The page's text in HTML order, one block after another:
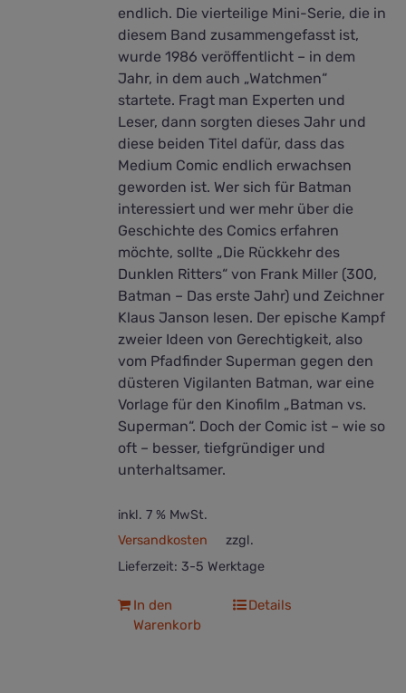
endlich. Die vierteilige Mini-Serie, die in
diesem Band zusammengefasst ist,
wurde 1986 veröffentlicht – in dem
Jahr, in dem auch „Watchmen“
startete. Fragt man Experten und
Leser, dann sorgten dieses Jahr und
diese beiden Titel dafür, dass das
Medium Comic endlich erwachsen
geworden ist. Wer sich für Batman
interessiert und wer mehr über die
Geschichte des Comics erfahren
möchte, sollte „Die Rückkehr des
Dunklen Ritters“ von Frank Miller (300,
Batman – Das erste Jahr) und Zeichner
Klaus Janson lesen. Der epische Kampf
zweier Ideen von Gerechtigkeit, also
vom Pfadfinder Superman gegen den
düsteren Vigilanten Batman, war eine
Vorlage für den Kinofilm „Batman vs.
Superman“. Doch der Comic ist – wie so
oft – besser, tiefgründiger und
unterhaltsamer.
inkl. 7 % MwSt.
zzgl.
Versandkosten
Lieferzeit: 3-5 Werktage
In den
Warenkorb
Details